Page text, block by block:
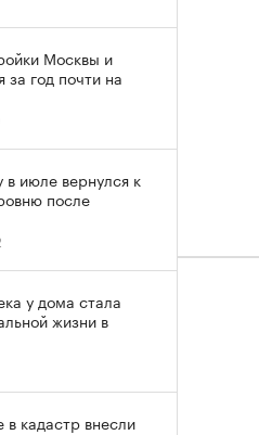
Москвы и
за год почти на
в июле вернулся к
после
у дома стала
жизни в
кадастр внесли